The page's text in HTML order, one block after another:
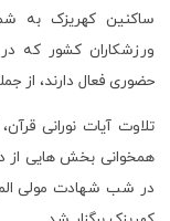
ساکنین کهریزک به
ورزشکاران کشور که
حضوری فعال دارند، از
تلاوت آیات نورانی
همخوانی بخش هایی از
در شب شهادت مولی